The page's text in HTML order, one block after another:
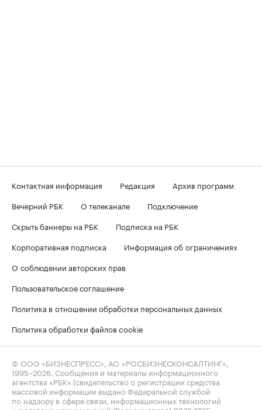
Контактная информация Редакция
Архив программ
Вечерний РБК
О телеканале
Подключение
Скрыть баннеры на РБК
Подписка на РБК
Корпоративная подписка
Информация об ограничениях
О соблюдении авторских прав
Пользовательское соглашение
Политика в отношении обработки персональных данных
Политика обработки файлов cookie
© ООО «БИЗНЕСПРЕСС», АО «РОСБИЗНЕСКОНСАЛТИНГ»,
1995–2026 . Сообщения и материалы информационного
агентства «РБК» (свидетельство о регистрации средства
массовой информации выдано Федеральной службой
по надзору в сфере связи, информационных технологий